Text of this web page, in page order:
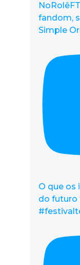
fandom,
Simple
O que os
do futuro